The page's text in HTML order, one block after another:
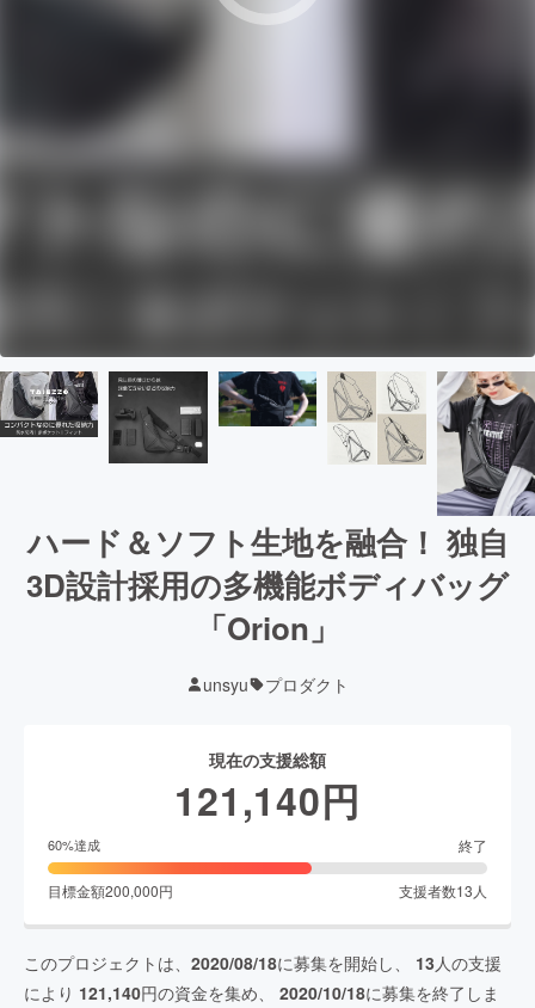
ハード＆ソフト生地を融合！ 独自
3D設計採用の多機能ボディバッグ
「Orion」
unsyu プロダクト
現在の支援総額
121,140円
60%達成 終了
目標金額200,000円 支援者数13 人
このプロジェクトは、 2020/08/18に募集を開始し、 13 人の支援
により 121,140円の資金を集め、 2020/10/18に募集を終了しま